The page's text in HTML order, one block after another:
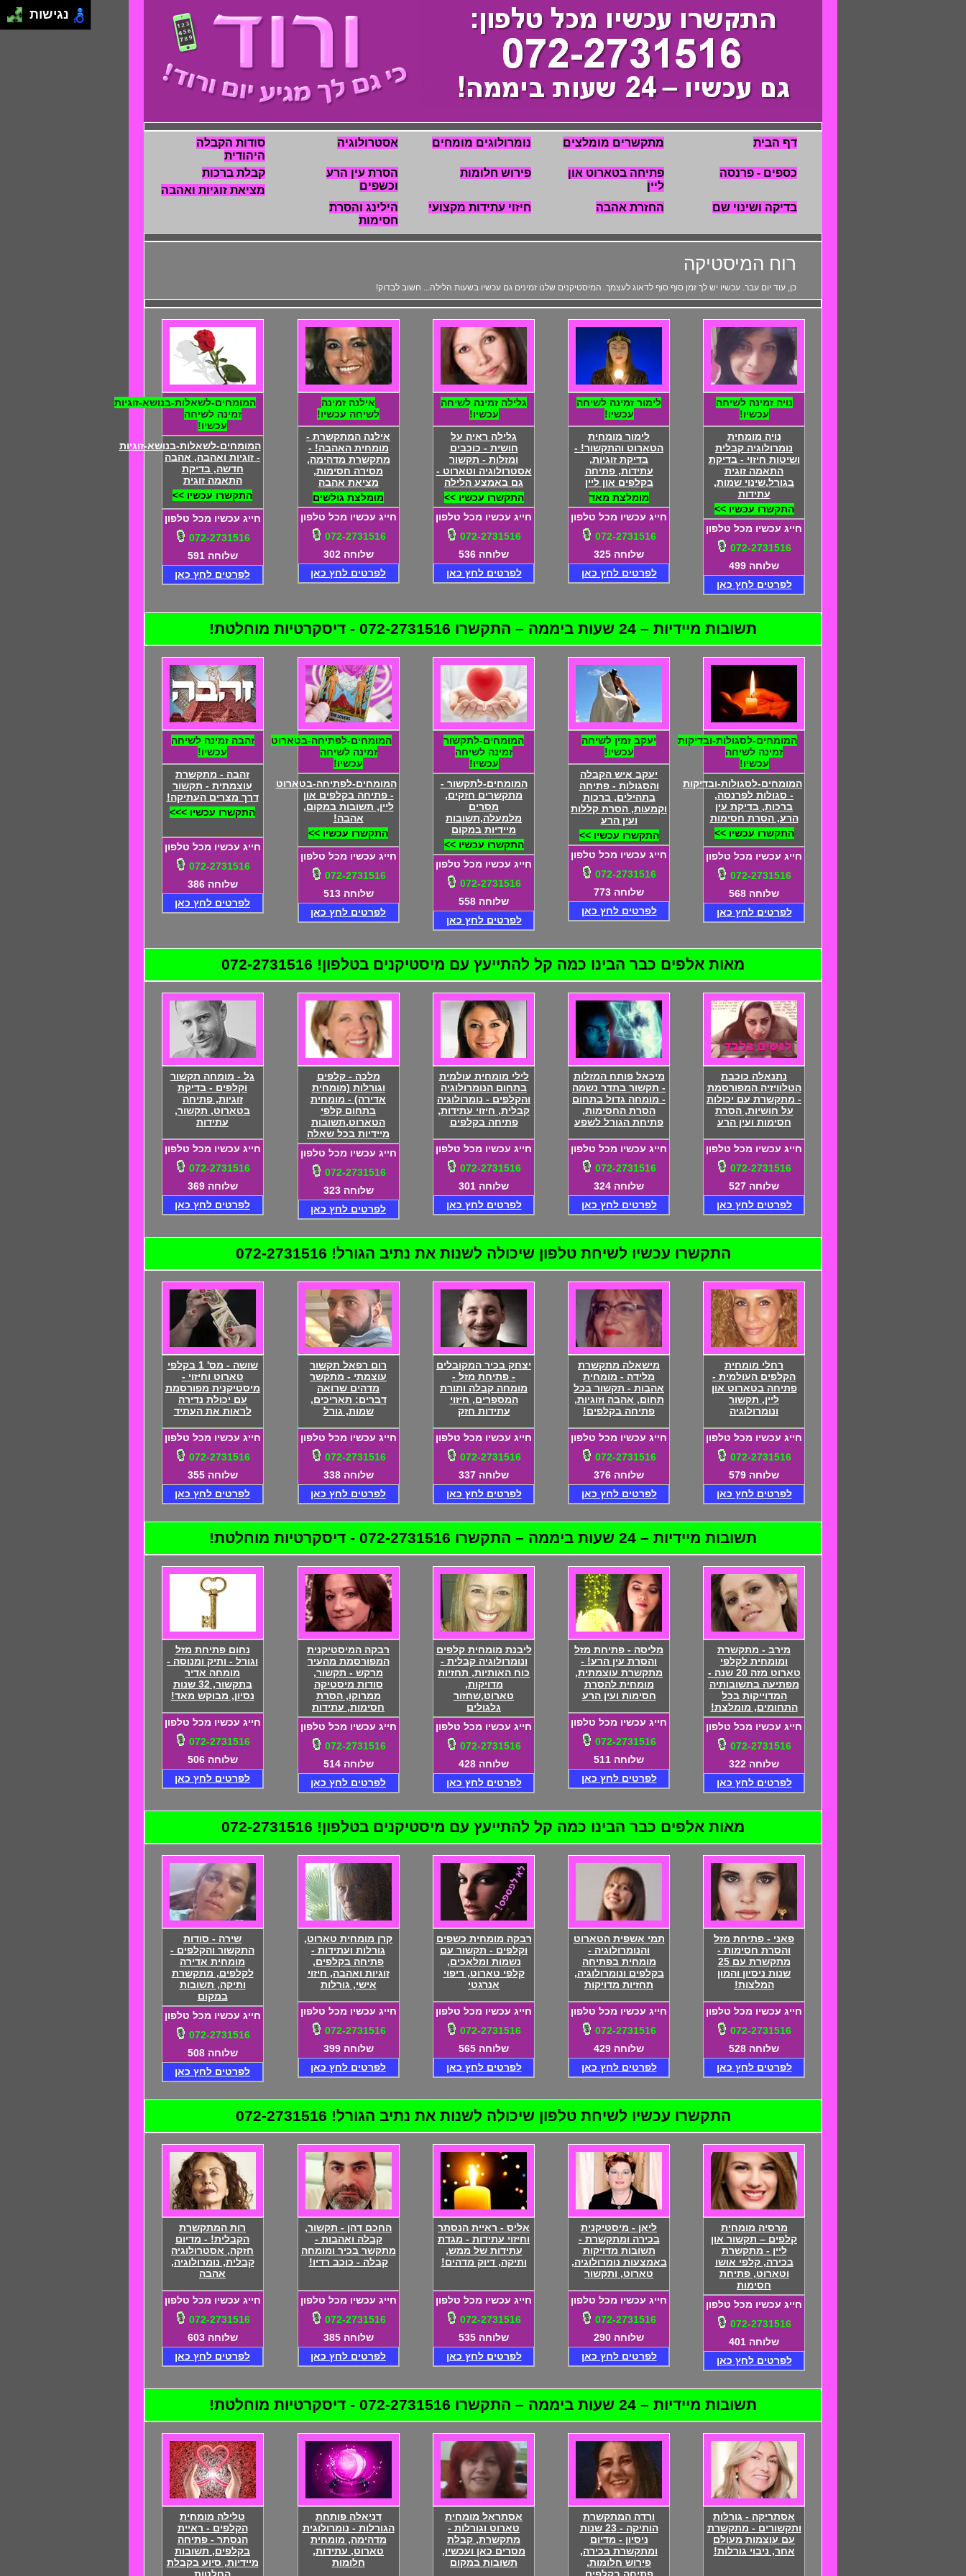
דף הבית מתקשרים מומלצים נומרולוגים מומחים אסטרולוגיה
סודות הקבלה
היהודית
כספים - פרנסה
פתיחה בטארוט און
ליין
פירוש חלומות
הסרת עין הרע
וכשפים
קבלת ברכות
מציאת זוגיות ואהבה
בדיקה ושינוי שם
החזרת אהבה חיזוי עתידות מקצועי
הילינג והסרת
חסימות
רוח המיסטיקה
כן, עוד יום עבר. עכשיו יש לך זמן סוף סוף לדאוג לעצמך. המיסטיקנים שלנו זמינים גם עכשיו בשעות הלילה... חשוב לבדוק!
נויה זמינה לשיחה
עכשיו!
נויה מומחית
נומרולוגיה קבלית
ושיטות חיזוי - בדיקת
התאמה זוגית
בגורל,שינוי שמות,
עתידות
התקשרו עכשיו >>
חייג עכשיו מכל טלפון
072-2731516
שלוחה 499
לפרטים לחץ כאן
לימור זמינה לשיחה
עכשיו!
לימור מומחית
הטארוט והתקשור! -
בדיקת זוגיות,
עתידות, פתיחה
בקלפים און ליין
מומלצת מאד
חייג עכשיו מכל טלפון
072-2731516
שלוחה 325
לפרטים לחץ כאן
גלילה זמינה לשיחה
עכשיו!
גלילה ראיה על
חושית - כוכבים
ומזלות - תקשור
אסטרולוגיה וטארוט -
גם באמצע הלילה
התקשרו עכשיו >>
חייג עכשיו מכל טלפון
072-2731516
שלוחה 536
לפרטים לחץ כאן
אילנה זמינה
לשיחה עכשיו!
אילנה המתקשרת -
מומחית האהבה! -
מתקשרת מדהימה,
מסירה חסימות,
מציאת אהבה
מומלצת גולשים
חייג עכשיו מכל טלפון
072-2731516
שלוחה 302
לפרטים לחץ כאן
המומחים-לשאלות-בנושא-זוגיות
זמינה לשיחה
עכשיו!
המומחים-לשאלות-בנושא-זוגיות
- זוגיות ואהבה, אהבה
חדשה, בדיקת
התאמה זוגית
התקשרו עכשיו >>
חייג עכשיו מכל טלפון
072-2731516
שלוחה 591
לפרטים לחץ כאן
תשובות מיידיות – 24 שעות ביממה – התקשרו 072-2731516 - דיסקרטיות מוחלטת!
המומחים-לסגולות-ובדיקות
זמינה לשיחה
עכשיו!
המומחים-לסגולות-ובדיקות
- סגולות לפרנסה,
ברכות, בדיקת עין
הרע, הסרת חסימות
התקשרו עכשיו >>
חייג עכשיו מכל טלפון
072-2731516
שלוחה 568
לפרטים לחץ כאן
יעקב זמין לשיחה
עכשיו!
יעקב איש הקבלה
והסגולות - פתיחה
בתהילים, ברכות
וקמעות, הסרת קללות
ועין הרע
התקשרו עכשיו >>
חייג עכשיו מכל טלפון
072-2731516
שלוחה 773
לפרטים לחץ כאן
המומחים-לתקשור
זמינה לשיחה
עכשיו!
המומחים-לתקשור -
מתקשרים חזקים,
מסרים
מלמעלה,תשובות
מיידיות במקום
התקשרו עכשיו >>
חייג עכשיו מכל טלפון
072-2731516
שלוחה 558
לפרטים לחץ כאן
המומחים-לפתיחה-בטארוט
זמינה לשיחה
עכשיו!
המומחים-לפתיחה-בטארוט
- פתיחה בקלפים און
ליין, תשובות במקום,
אהבה!
התקשרו עכשיו >>
חייג עכשיו מכל טלפון
072-2731516
שלוחה 513
לפרטים לחץ כאן
זהבה זמינה לשיחה
עכשיו!
זהבה - מתקשרת
עוצמתית - תקשור
דרך מצרים העתיקה!
התקשרו עכשיו >>>
חייג עכשיו מכל טלפון
072-2731516
שלוחה 386
לפרטים לחץ כאן
מאות אלפים כבר הבינו כמה קל להתייעץ עם מיסטיקנים בטלפון! 072-2731516
נתנאלה כוכבת
הטלוויזיה המפורסמת
- מתקשרת עם יכולות
על חושיות, הסרת
חסימות ועין הרע
חייג עכשיו מכל טלפון
072-2731516
שלוחה 527
לפרטים לחץ כאן
מיכאל פותח המזלות
- תקשור בתדר נשמה
- מומחה גדול בתחום
הסרת החסימות,
פתיחת הגורל לשפע
חייג עכשיו מכל טלפון
072-2731516
שלוחה 324
לפרטים לחץ כאן
לילי מומחית עולמית
בתחום הנומרולוגיה
והקלפים - נומרולוגיה
קבלית, חיזוי עתידות,
פתיחה בקלפים
חייג עכשיו מכל טלפון
072-2731516
שלוחה 301
לפרטים לחץ כאן
מלכה - קלפים
וגורלות (מומחית
אדירה) - מומחית
בתחום קלפי
הטארוט,תשובות
מיידיות בכל שאלה
חייג עכשיו מכל טלפון
072-2731516
שלוחה 323
לפרטים לחץ כאן
גל - מומחה תקשור
וקלפים - בדיקת
זוגיות, פתיחה
בטארוט, תקשור,
עתידות
חייג עכשיו מכל טלפון
072-2731516
שלוחה 369
לפרטים לחץ כאן
התקשרו עכשיו לשיחת טלפון שיכולה לשנות את נתיב הגורל! 072-2731516
רחלי מומחית
הקלפים העולמית -
פתיחה בטארוט און
ליין, תקשור
ונומרולוגיה
חייג עכשיו מכל טלפון
072-2731516
שלוחה 579
לפרטים לחץ כאן
מישאלה מתקשרת
מלידה - מומחית
אהבות - תקשור בכל
תחום, אהבה וזוגיות,
פתיחה בקלפים!
חייג עכשיו מכל טלפון
072-2731516
שלוחה 376
לפרטים לחץ כאן
יצחק בכיר המקובלים
- פתיחת מזל -
מומחה קבלה ותורת
המספרים, חיזוי
עתידות חזק
חייג עכשיו מכל טלפון
072-2731516
שלוחה 337
לפרטים לחץ כאן
רום רפאל תקשור
עוצמתי - מתקשר
מדהים שרואה
דברים: תאריכים,
שמות, גורל
חייג עכשיו מכל טלפון
072-2731516
שלוחה 338
לפרטים לחץ כאן
שושה - מס' 1 בקלפי
טארוט וחיזוי -
מיסטיקנית מפורסמת
עם יכולת נדירה
לראות את העתיד
חייג עכשיו מכל טלפון
072-2731516
שלוחה 355
לפרטים לחץ כאן
תשובות מיידיות – 24 שעות ביממה – התקשרו 072-2731516 - דיסקרטיות מוחלטת!
מירב - מתקשרת
ומומחית לקלפי
טארוט מזה 20 שנה -
מפתיעה בתשובותיה
המדוייקות בכל
התחומים, מומלצת!
חייג עכשיו מכל טלפון
072-2731516
שלוחה 322
לפרטים לחץ כאן
מליסה - פתיחת מזל
והסרת עין הרע! -
מתקשרת עוצמתית,
מומחית להסרת
חסימות ועין הרע
חייג עכשיו מכל טלפון
072-2731516
שלוחה 511
לפרטים לחץ כאן
ליבנת מומחית קלפים
ונומרולוגיה קבלית -
כוח האותיות, תחזיות
מדויקות,
טארוט,שחזור
גלגולים
חייג עכשיו מכל טלפון
072-2731516
שלוחה 428
לפרטים לחץ כאן
רבקה המיסטיקנית
המפורסמת מהעיר
מרקש - תקשור,
סודות מיסטיקה
ממרוקו, הסרת
חסימות, עתידות
חייג עכשיו מכל טלפון
072-2731516
שלוחה 514
לפרטים לחץ כאן
נחום פתיחת מזל
וגורל - ותיק ומנוסה -
מומחה אדיר
בתקשור, 32 שנות
נסיון, מבוקש מאד!
חייג עכשיו מכל טלפון
072-2731516
שלוחה 506
לפרטים לחץ כאן
מאות אלפים כבר הבינו כמה קל להתייעץ עם מיסטיקנים בטלפון! 072-2731516
פאני - פתיחת מזל
והסרת חסימות -
מתקשרת עם 25
שנות ניסיון והמון
המלצות!
חייג עכשיו מכל טלפון
072-2731516
שלוחה 528
לפרטים לחץ כאן
תמי אשפית הטארוט
והנומרולוגיה -
מומחית בפתיחה
בקלפים ונומרולוגיה,
תחזיות מדויקות
חייג עכשיו מכל טלפון
072-2731516
שלוחה 429
לפרטים לחץ כאן
רבקה מומחית כשפים
וקלפים - תקשור עם
נשמות ומלאכים,
קלפי טארוט, ריפוי
אנרגטי
חייג עכשיו מכל טלפון
072-2731516
שלוחה 565
לפרטים לחץ כאן
קרן מומחית טארוט,
גורלות ועתידות -
פתיחה בקלפים,
זוגיות ואהבה, חיזוי
אישי, גורלות
חייג עכשיו מכל טלפון
072-2731516
שלוחה 399
לפרטים לחץ כאן
שירה - סודות
התקשור והקלפים -
מומחית אדירה
לקלפים, מתקשרת
ותיקה, תשובות
במקום
חייג עכשיו מכל טלפון
072-2731516
שלוחה 508
לפרטים לחץ כאן
התקשרו עכשיו לשיחת טלפון שיכולה לשנות את נתיב הגורל! 072-2731516
מרסיה מומחית
קלפים – תקשור און
ליין - מתקשרת
בכירה, קלפי אושו
וטארוט, פתיחת
חסימות
חייג עכשיו מכל טלפון
072-2731516
שלוחה 401
לפרטים לחץ כאן
ליאן - מיסטיקנית
בכירה ומתקשרת -
תשובות מדויקות
באמצעות נומרולוגיה,
טארוט, ותקשור
חייג עכשיו מכל טלפון
072-2731516
שלוחה 290
לפרטים לחץ כאן
אליס - ראיית הנסתר
וחיזוי עתידות - מגדת
עתידות של ממש,
ותיקה, דיוק מדהים!
חייג עכשיו מכל טלפון
072-2731516
שלוחה 535
לפרטים לחץ כאן
החכם דהן - תקשור,
קבלה ואהבות -
מתקשר בכיר ומומחה
קבלה - כוכב רדיו!
חייג עכשיו מכל טלפון
072-2731516
שלוחה 385
לפרטים לחץ כאן
רות המתקשרת
הקבלית! - מדיום
חזקה, אסטרולוגיה
קבלית, נומרולוגיה,
אהבה
חייג עכשיו מכל טלפון
072-2731516
שלוחה 603
לפרטים לחץ כאן
תשובות מיידיות – 24 שעות ביממה – התקשרו 072-2731516 - דיסקרטיות מוחלטת!
אסתריקה - גורלות
ותקשורים - מתקשרת
עם עוצמות מעולם
אחר, ניבוי גורלות!
ורדה המתקשרת
הותיקה - 23 שנות
ניסיון - מדיום
ומתקשרת בכירה,
פירוש חלומות,
אסתראל מומחית
טארוט וגורלות -
מתקשרת, קבלת
מסרים כאן ועכשיו,
תשובות במקום
דניאלה פותחת
הגורלות - נומרולוגית
מדהימה, מומחית
טארוט, עתידות,
חלומות
טלילה מומחית
הקלפים - ראיית
הנסתר - פתיחה
בקלפים, תשובות
מיידיות, סיוע בקבלת
נגישות